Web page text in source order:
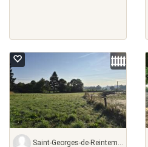
Saint-Georges-de-Reintembault - ille-et-vilaine,